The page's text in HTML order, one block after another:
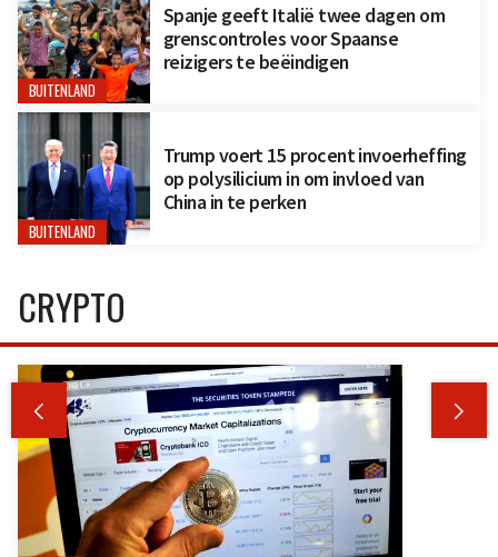
BUITENLAND
Spanje geeft Italië twee dagen om
grenscontroles voor Spaanse
reizigers te beëindigen
BUITENLAND
Trump voert 15 procent invoerheffing
op polysilicium in om invloed van
China in te perken
CRYPTO
 